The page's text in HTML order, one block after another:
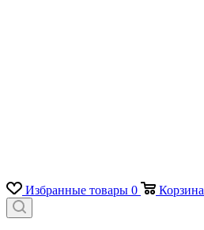
Избранные товары 0 Корзина